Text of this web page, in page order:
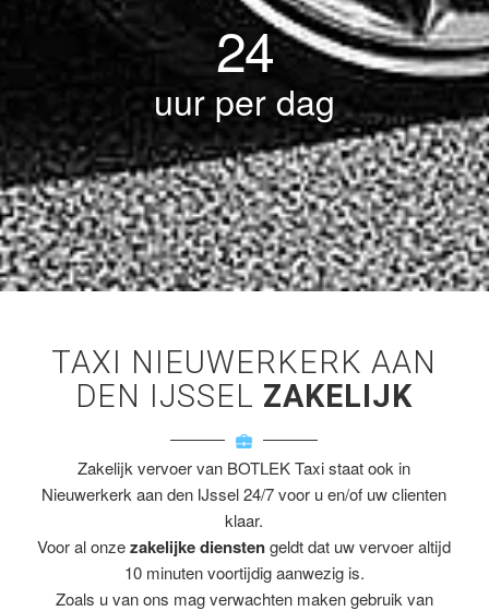
24
uur per dag
TAXI NIEUWERKERK AAN
DEN IJSSEL ZAKELIJK
Zakelijk vervoer van BOTLEK Taxi staat ook in
Nieuwerkerk aan den IJssel 24/7 voor u en/of uw clienten
klaar.
Voor al onzezakelijke dienstengeldt dat uw vervoer altijd
10 minuten voortijdig aanwezig is.
Zoals u van ons mag verwachten maken gebruik van